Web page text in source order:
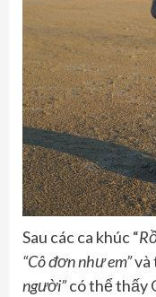
Sau các ca khúc “
“Cô đơn như em”và
người”có thể thấy